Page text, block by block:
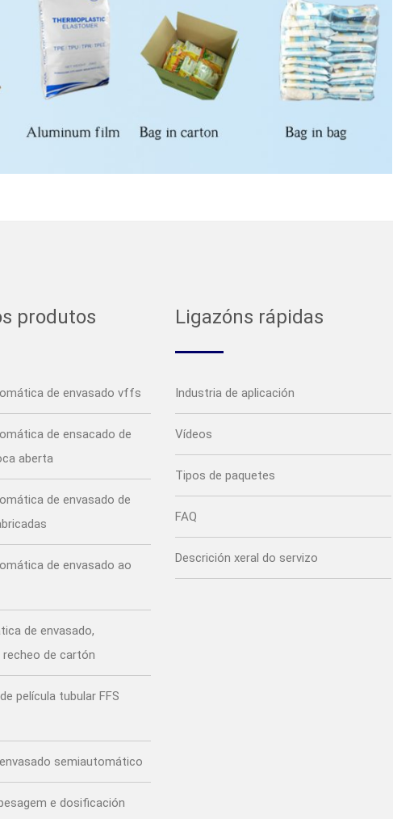
produtos
de envasado vffs
de ensacado de
aberta
de envasado de
de envasado ao
de envasado,
recheo de cartón
película tubular FFS
semiautomático
e dosificación
Ligazóns rápidas
Industria de aplicación
Vídeos
Tipos de paquetes
FAQ
Descrición xeral do servizo